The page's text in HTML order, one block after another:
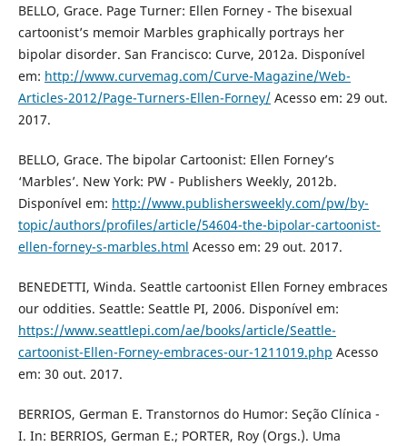
BELLO, Grace. Page Turner: Ellen Forney - The bisexual
cartoonist’s memoir Marbles graphically portrays her
bipolar disorder. San Francisco: Curve, 2012a. Disponível
em: http://www.curvemag.com/Curve-Magazine/Web-
Articles-2012/Page-Turners-Ellen-Forney/Acesso em: 29 out.
2017.
BELLO, Grace. The bipolar Cartoonist: Ellen Forney’s
‘Marbles’. New York: PW - Publishers Weekly, 2012b.
Disponível em: http://www.publishersweekly.com/pw/by-
topic/authors/profiles/article/54604-the-bipolar-cartoonist-
ellen-forney-s-marbles.html Acesso em: 29 out. 2017.
BENEDETTI, Winda. Seattle cartoonist Ellen Forney embraces
our oddities. Seattle: Seattle PI, 2006. Disponível em:
https://www.seattlepi.com/ae/books/article/Seattle-
cartoonist-Ellen-Forney-embraces-our-1211019.php Acesso
em: 30 out. 2017.
BERRIOS, German E. Transtornos do Humor: Seção Clínica -
I. In: BERRIOS, German E.; PORTER, Roy (Orgs.). Uma